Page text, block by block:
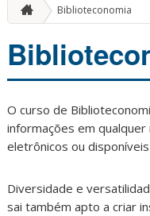
Biblioteconomia
O curso de
informações em
eletrônicos ou
Diversidade e
sai também apto a criar